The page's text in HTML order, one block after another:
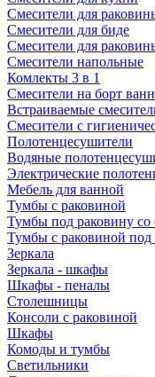
Смесители для
Смесители для биде
Смесители для
Смесители напольные
Комлекты 3 в 1
Смесители на борт
Встраиваемые
Смесители с
Полотенцесушители
Водяные
Электрические
Мебель для ванной
Тумбы с раковиной
Тумбы под раковину со
Тумбы с раковиной
Зеркала
Зеркала - шкафы
Шкафы - пеналы
Столешницы
Консоли с раковиной
Шкафы
Комоды и тумбы
Светильники